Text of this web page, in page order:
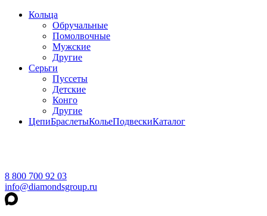
Кольца
Обручальные
Помолвочные
Мужские
Другие
Серьги
Пуссеты
Детские
Конго
Другие
ЦепиБраслетыКольеПодвескиКаталог
8 800 700 92 03
info@diamondsgroup.ru